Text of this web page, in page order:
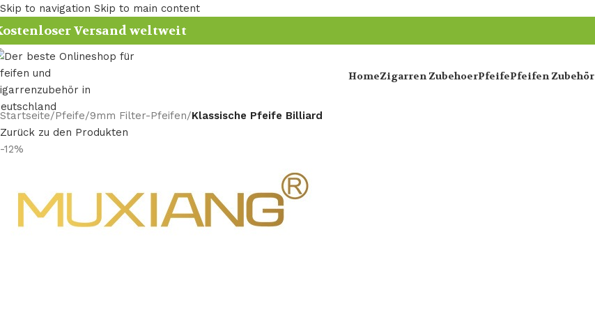
Skip to navigation Skip to main content
Versand weltweit
HomeZigarren ZubehoerPfeifePfeifen Zubehör
Startseite/Pfeife/9mm Filter-Pfeifen/Klassische Pfeife Billiard
Zurück zu den Produkten
-12%